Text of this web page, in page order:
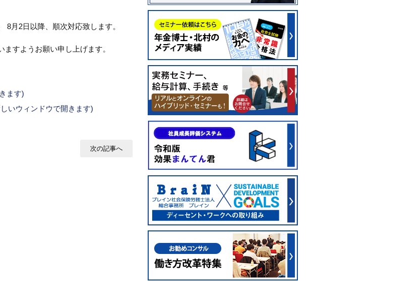
8月2日以降、順次対応致します。
すようお願い申し上げます。
ます)
いウィンドウで開きます)
次の記事へ